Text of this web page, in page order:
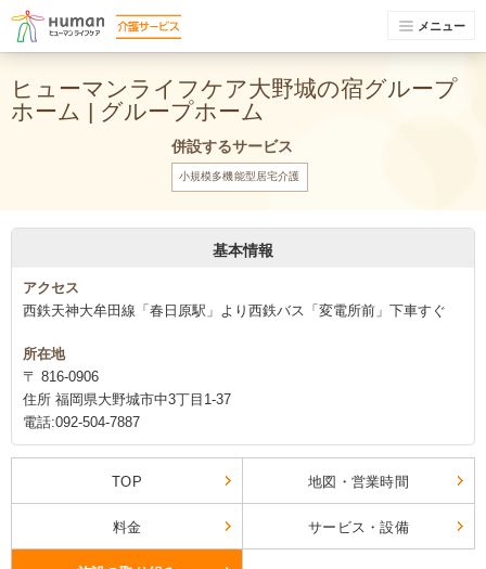
メニュー
ヒューマンライフケア大野城の宿グループ
ホーム | グループホーム
併設するサービス
小規模多機能型居宅介護
基本情報
アクセス
西鉄天神大牟田線「春日原駅」より西鉄バス「変電所前」下車すぐ
所在地
〒 816-0906
住所 福岡県大野城市中3丁目1-37
電話:092-504-7887
TOP 地図・営業時間
料金 サービス・設備